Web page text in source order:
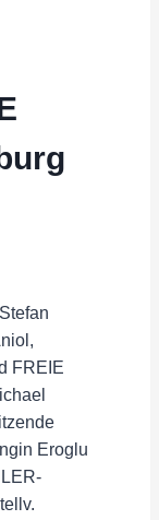
FREIE
Eroglu